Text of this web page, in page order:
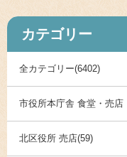
カテゴリー
全カテゴリー(6402)
市役所本庁舎 食堂・売店
北区役所 売店(59)